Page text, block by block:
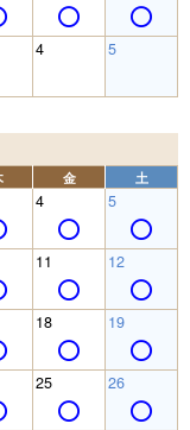
4 5
金 土
4 5
11 12
18 19
25 26